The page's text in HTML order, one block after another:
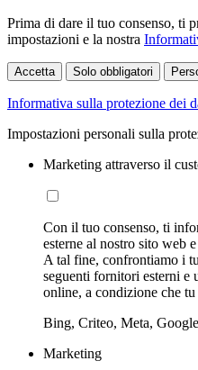
Prima di dare il tuo consenso, ti
impostazioni e la nostra
Accetta Solo obbligatori
Informativa sulla protezione dei
Impostazioni personali sulla
Marketing attraverso il
Con il tuo consenso, ti
esterne al nostro sito web
A tal fine, confrontiamo i
seguenti fornitori esterni
online, a condizione che
Bing, Criteo, Meta,
Marketing